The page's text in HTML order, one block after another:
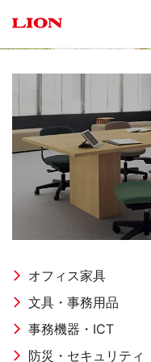
オフィス家具
文具・事務用品
事務機器・ICT
防災・セキュリティ